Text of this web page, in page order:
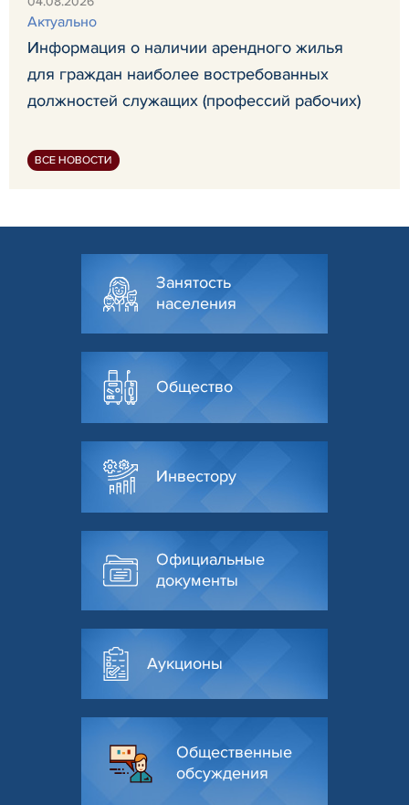
Актуально
Информация о наличии арендного жилья
для граждан наиболее востребованных
должностей служащих (профессий рабочих)
ВСЕ НОВОСТИ
Занятость
населения
Общество
Инвестору
Официальные
документы
Аукционы
Общественные
обсуждения